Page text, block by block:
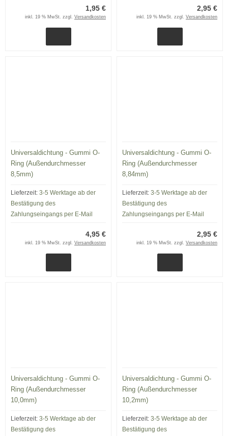
1,95 €
inkl. 19 % MwSt. zzgl. Versandkosten
2,95 €
inkl. 19 % MwSt. zzgl. Versandkosten
Universaldichtung - Gummi O-
Ring (Außendurchmesser
8,5mm)
Lieferzeit: 3-5 Werktage ab der
Bestätigung des
Zahlungseingangs per E-Mail
4,95 €
inkl. 19 % MwSt. zzgl. Versandkosten
Universaldichtung - Gummi O-
Ring (Außendurchmesser
8,84mm)
Lieferzeit: 3-5 Werktage ab der
Bestätigung des
Zahlungseingangs per E-Mail
2,95 €
inkl. 19 % MwSt. zzgl. Versandkosten
Universaldichtung - Gummi O-
Ring (Außendurchmesser
10,0mm)
Lieferzeit: 3-5 Werktage ab der
Bestätigung des
Universaldichtung - Gummi O-
Ring (Außendurchmesser
10,2mm)
Lieferzeit: 3-5 Werktage ab der
Bestätigung des